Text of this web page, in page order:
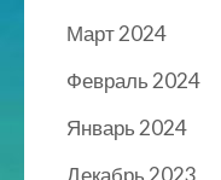
Март 2024
Февраль 2024
Январь 2024
Декабрь 2023